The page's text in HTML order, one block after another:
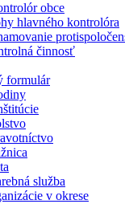
obce
hlavného kontrolóra
činnosť
formulár
služba
v okrese